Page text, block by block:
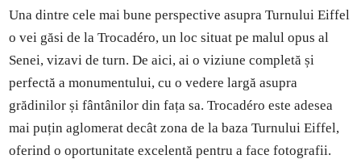
Una dintre cele mai bune perspective asupra Turnului Eiffel
o vei găsi de la Trocadéro, un loc situat pe malul opus al
Senei, vizavi de turn. De aici, ai o viziune completă și
perfectă a monumentului, cu o vedere largă asupra
grădinilor și fântânilor din fața sa. Trocadéro este adesea
mai puțin aglomerat decât zona de la baza Turnului Eiffel,
oferind o oportunitate excelentă pentru a face fotografii.